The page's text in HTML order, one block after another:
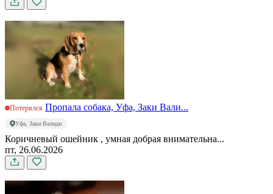
Потерялся Пропала собака, Уфа, Заки Вали...
Уфа, Заки Валиди
Коричневый ошейник , умная добрая внимательна...
пт, 26.06.2026